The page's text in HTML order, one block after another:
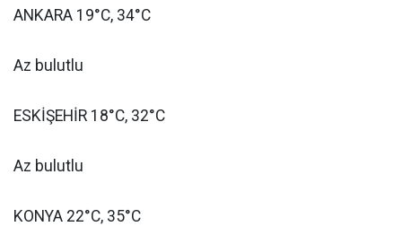
ANKARA 19°C, 34°C
Az bulutlu
ESKİŞEHİR 18°C, 32°C
Az bulutlu
KONYA 22°C, 35°C